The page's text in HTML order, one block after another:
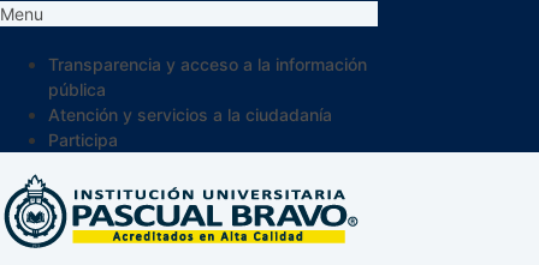
Menu
Transparencia y acceso a la información
pública
Atención y servicios a la ciudadanía
Participa